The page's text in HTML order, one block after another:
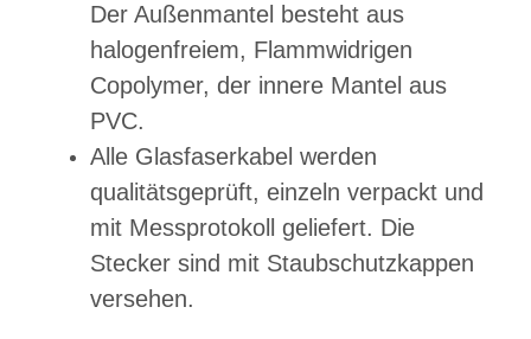
Der Außenmantel besteht aus
halogenfreiem, Flammwidrigen
Copolymer, der innere Mantel aus
PVC.
Alle Glasfaserkabel werden
qualitätsgeprüft, einzeln verpackt und
mit Messprotokoll geliefert. Die
Stecker sind mit Staubschutzkappen
versehen.